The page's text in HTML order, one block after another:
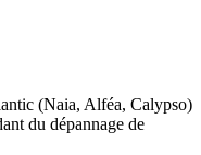
(Naia, Alféa, Calypso)
du dépannage de